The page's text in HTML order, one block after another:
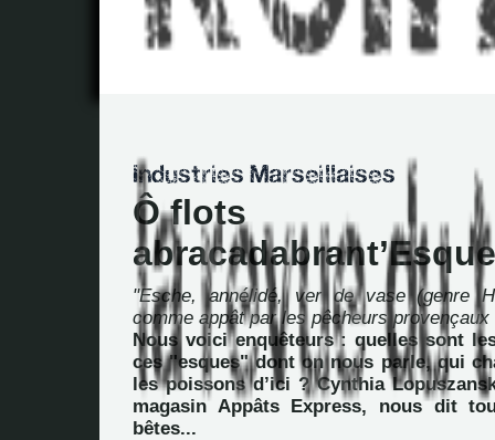
Ô flots
"Esche, annélidé, ver de vase (genre
comme appât par les pêcheurs
Nous voici enquêteurs : quelles sont
ces "esques" dont on nous parle, qui
les poissons d’ici ? Cynthia
magasin Appâts Express, nous dit
bêtes...